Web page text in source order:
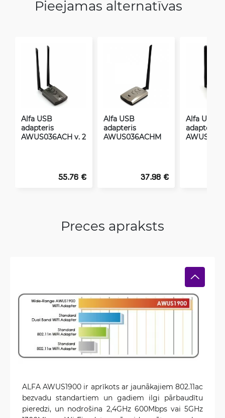
Pieejamas alternatīvas
Alfa USB
adapteris
AWUS036ACH v. 2
55.76 €
Alfa USB
adapteris
AWUS036ACHM
37.98 €
Alfa USB
adapteris
Preces apraksts
ALFA AWUS1900 ir aprīkots ar jaunākajiem 802.11ac
bezvadu standartiem un gadiem ilgi pārbaudītu
pieredzi, un nodrošina 2,4GHz 600Mbps vai 5GHz